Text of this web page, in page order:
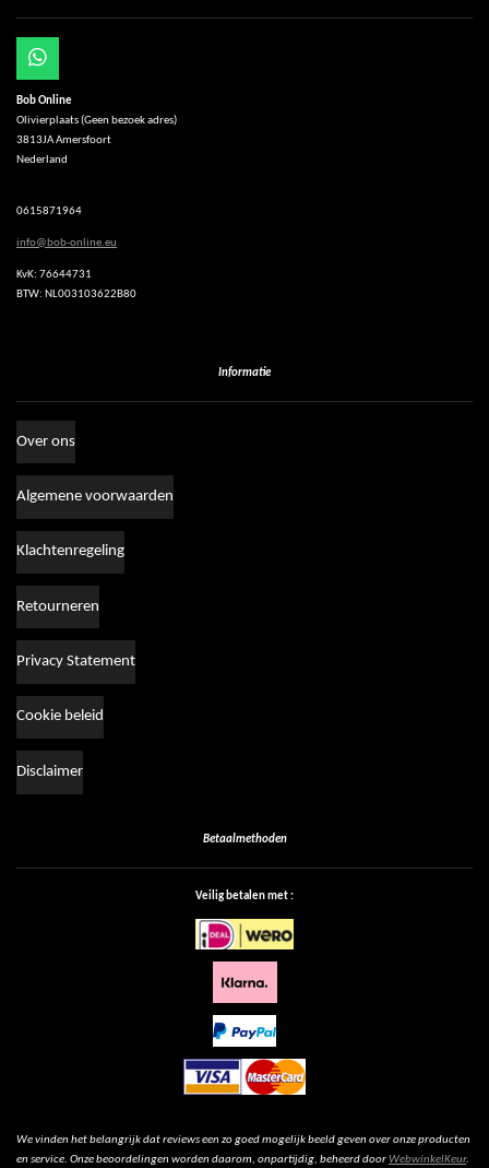
W
h
a
t
s
A
p
Bob Online
Olivierplaats (Geen bezoek adres)
3813JA Amersfoort
Nederland
0615871964
info@bob-online.eu
KvK: 76644731
BTW: NL003103622B80
Informatie
Over ons
Algemene voorwaarden
Klachtenregeling
Retourneren
Privacy Statement
Cookie beleid
Disclaimer
Betaalmethoden
Veilig betalen met :
We vinden het belangrijk dat reviews een zo goed mogelijk beeld geven over onze producten
en service. Onze beoordelingen worden daarom, onpartijdig, beheerd doorWebwinkelKeur.